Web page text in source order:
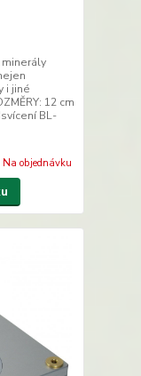
minerály
i jiné
12 cm
BL-
Na objednávku